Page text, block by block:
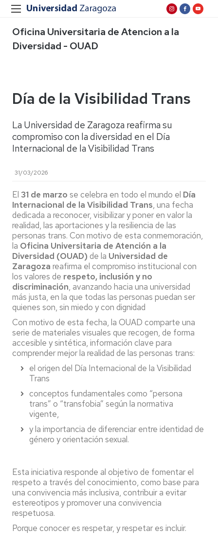
Oficina Universitaria de Atencion a la
Diversidad - OUAD
Día de la Visibilidad Trans
La Universidad de Zaragoza reafirma su
compromiso con la diversidad en el Día
Internacional de la Visibilidad Trans
31/03/2026
El 31 de marzo se celebra en todo el mundo el Día
Internacional de la Visibilidad Trans, una fecha
dedicada a reconocer, visibilizar y poner en valor la
realidad, las aportaciones y la resiliencia de las
personas trans. Con motivo de esta conmemoración,
la Oficina Universitaria de Atención a la
Diversidad (OUAD) de la Universidad de
Zaragoza reafirma el compromiso institucional con
los valores de respeto, inclusión y no
discriminación, avanzando hacia una universidad
más justa, en la que todas las personas puedan ser
quienes son, sin miedo y con dignidad
Con motivo de esta fecha, la OUAD comparte una
serie de materiales visuales que recogen, de forma
accesible y sintética, información clave para
comprender mejor la realidad de las personas trans:
el origen del Día Internacional de la Visibilidad
Trans
conceptos fundamentales como “persona
trans” o “transfobia” según la normativa
vigente,
y la importancia de diferenciar entre identidad de
género y orientación sexual.
Esta iniciativa responde al objetivo de fomentar el
respeto a través del conocimiento, como base para
una convivencia más inclusiva, contribuir a evitar
estereotipos y promover una convivencia
respetuosa.
Porque conocer es respetar, y respetar es incluir.